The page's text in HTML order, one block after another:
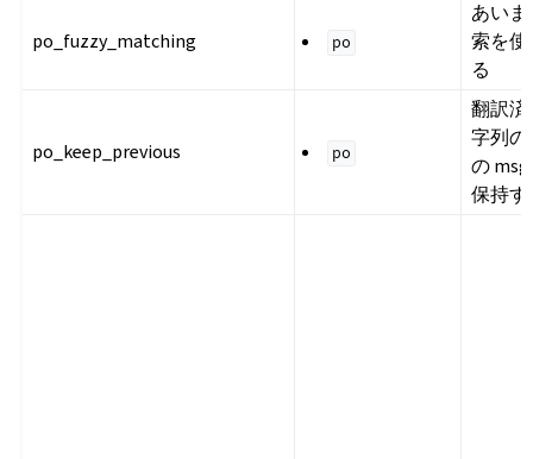
po_fuzzy_matching po
あい
索を
る
po_keep_previous po
翻訳
字列
の
保持す